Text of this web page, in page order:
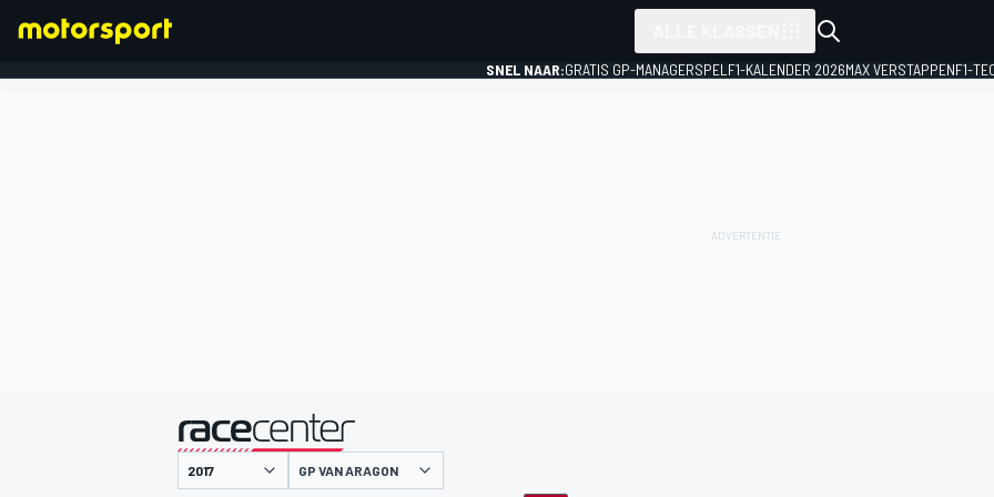
SNEL NAAR:GRATIS GP-MANAGERSPEL F1-KALENDER 2026MAX VERSTAPPENF1-
gepresenteerd door
GP VAN ARAGON